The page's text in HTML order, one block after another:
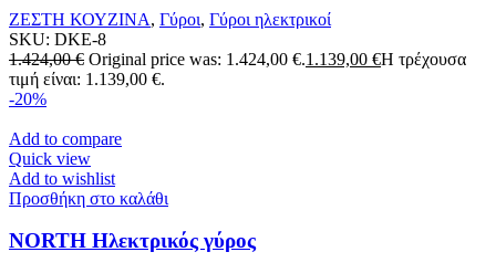
ΖΕΣΤΗ ΚΟΥΖΙΝΑ, Γύροι, Γύροι ηλεκτρικοί
SKU: DKE-8
1.424,00€ Original price was: 1.424,00 €.1.139,00 €Η τρέχουσα
τιμή είναι: 1.139,00 €.
-20%
Add to compare
Quick view
Add to wishlist
Προσθήκη στο καλάθι
NORTH Ηλεκτρικός γύρος